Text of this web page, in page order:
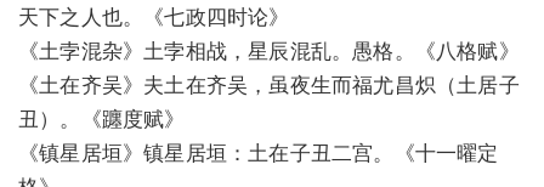
天下之人也。《七政四时论》
《土孛混杂》土孛相战，星辰混乱。愚格。《八格赋》
《土在齐吴》夫土在齐吴，虽夜生而福尤昌炽（土居子
丑）。《躔度赋》
《镇星居垣》镇星居垣：土在子丑二宫。《十一曜定